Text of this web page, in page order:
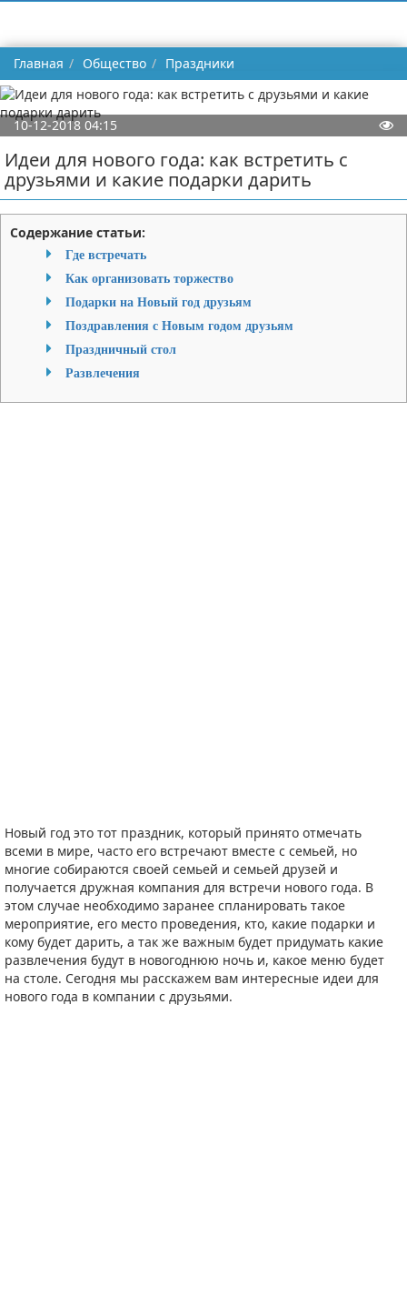
Главная Общество Праздники
10-12-2018 04:15
Идеи для нового года: как встретить с
друзьями и какие подарки дарить
Содержание статьи:
Где встречать
Как организовать торжество
Подарки на Новый год друзьям
Поздравления с Новым годом друзьям
Праздничный стол
Развлечения
Новый год это тот праздник, который принято отмечать
всеми в мире, часто его встречают вместе с семьей, но
многие собираются своей семьей и семьей друзей и
получается дружная компания для встречи нового года. В
этом случае необходимо заранее спланировать такое
мероприятие, его место проведения, кто, какие подарки и
кому будет дарить, а так же важным будет придумать какие
развлечения будут в новогоднюю ночь и, какое меню будет
на столе. Сегодня мы расскажем вам интересные идеи для
нового года в компании с друзьями.